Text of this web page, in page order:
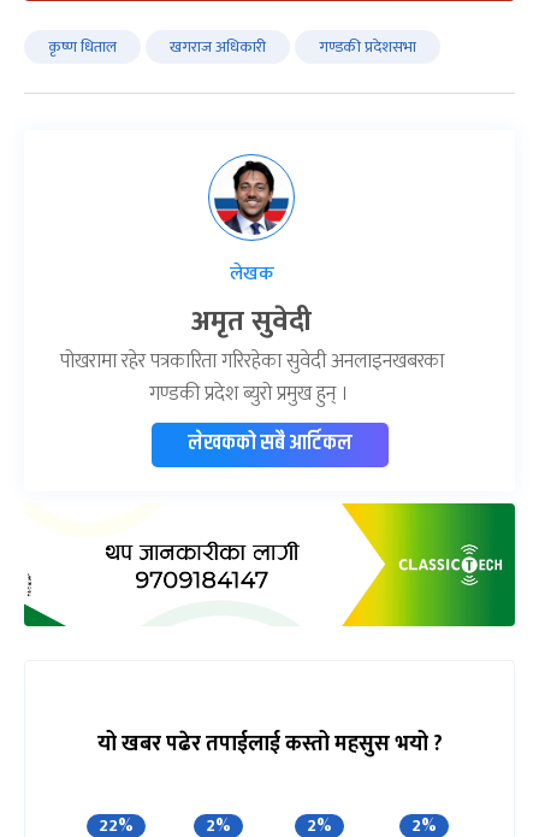
कृष्ण धिताल खगराज अधिकारी गण्डकी प्रदेशसभा
लेखक
अमृत सुवेदी
पोखरामा रहेर पत्रकारिता गरिरहेका सुवेदी अनलाइनखबरका
गण्डकी प्रदेश ब्युरो प्रमुख हुन् ।
लेखकको सबै आर्टिकल
यो खबर पढेर तपाईलाई कस्तो महसुस भयो ?
22% 2% 2% 2%